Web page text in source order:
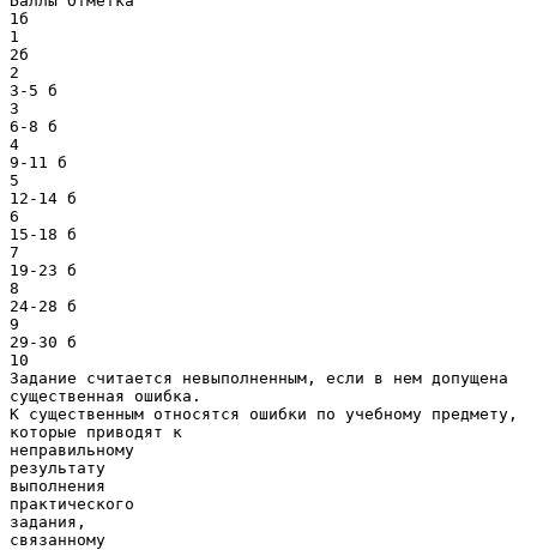
1б
1
2б
2
3-5 б
3
6-8 б
4
9-11 б
5
12-14 б
6
15-18 б
7
19-23 б
8
24-28 б
9
29-30 б
10
Задание считается невыполненным, если в нем допущена
существенная ошибка.
К существенным относятся ошибки по учебному предмету,
которые приводят к
неправильному
результату
выполнения
практического
задания,
связанному